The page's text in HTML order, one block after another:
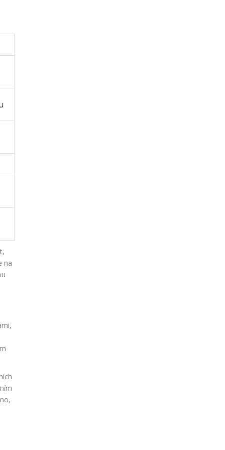
na